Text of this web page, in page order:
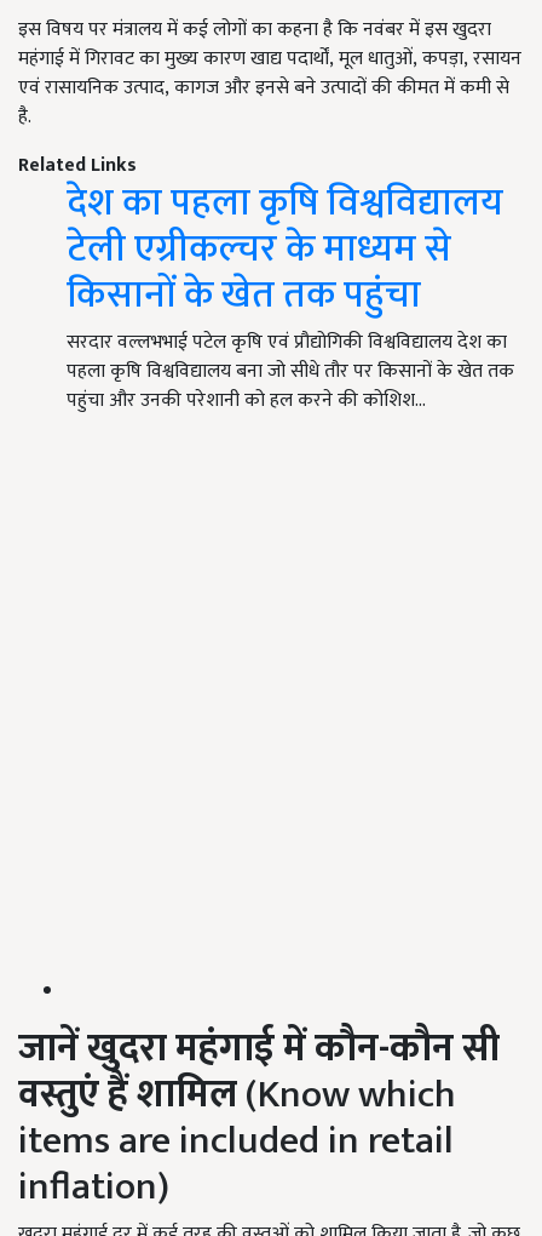
इस विषय पर मंत्रालय में कई लोगों का कहना है कि नवंबर में इस खुदरा
महंगाई में गिरावट का मुख्य कारण खाद्य पदार्थों, मूल धातुओं, कपड़ा, रसायन
एवं रासायनिक उत्पाद, कागज और इनसे बने उत्पादों की कीमत में कमी से
है.
Related Links
देश का पहला कृषि विश्वविद्यालय
टेली एग्रीकल्चर के माध्यम से
किसानों के खेत तक पहुंचा
सरदार वल्लभभाई पटेल कृषि एवं प्रौद्योगिकी विश्वविद्यालय देश का
पहला कृषि विश्वविद्यालय बना जो सीधे तौर पर किसानों के खेत तक
पहुंचा और उनकी परेशानी को हल करने की कोशिश…
जानें खुदरा महंगाई में कौन-कौन सी
वस्तुएं हैं शामिल(Know which
items are included in retail
inflation)